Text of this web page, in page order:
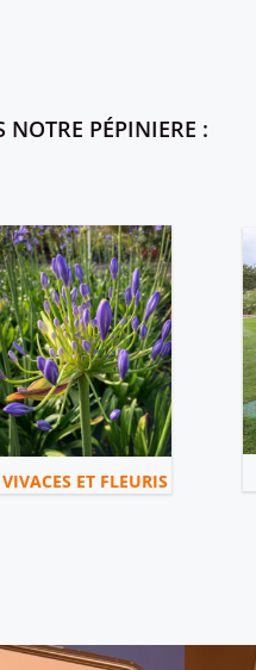
NOTRE PÉPINIERE :
VIVACES ET FLEURIS